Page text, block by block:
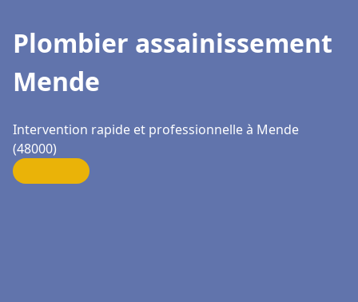
Plombier assainissement
Mende
Intervention rapide et professionnelle à Mende
(48000)